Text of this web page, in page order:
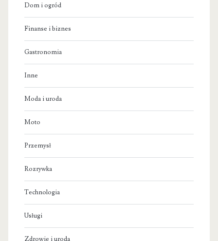
Dom i ogród
Finanse i biznes
Gastronomia
Inne
Moda i uroda
Moto
Przemysł
Rozrywka
Technologia
Usługi
Zdrowie i uroda